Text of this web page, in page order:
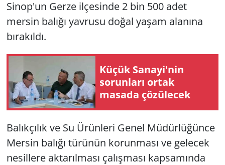
Sinop'un Gerze ilçesinde 2 bin 500 adet
mersin balığı yavrusu doğal yaşam alanına
bırakıldı.
Küçük Sanayi'nin
sorunları ortak
masada çözülecek
Balıkçılık ve Su Ürünleri Genel Müdürlüğünce
Mersin balığı türünün korunması ve gelecek
nesillere aktarılması çalışması kapsamında